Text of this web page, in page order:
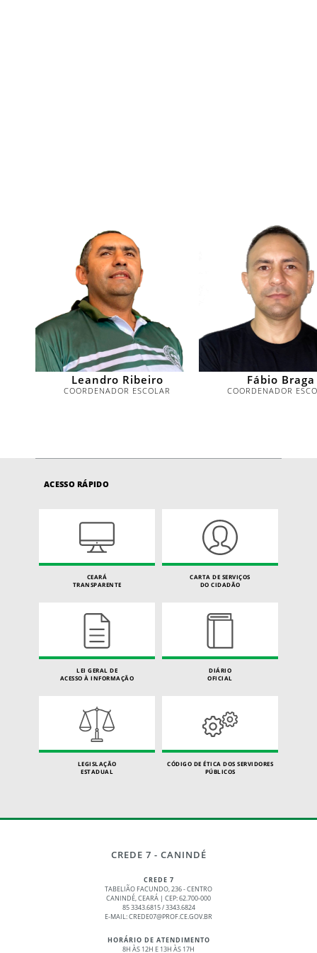
Leandro Ribeiro
COORDENADOR ESCOLAR
Fábio Braga
COORDENADOR
ACESSO RÁPIDO
CEARÁ
TRANSPARENTE
CARTA DE SERVIÇOS
DO CIDADÃO
LEI GERAL DE
ACESSO À INFORMAÇÃO
DIÁRIO
OFICIAL
LEGISLAÇÃO
ESTADUAL
CÓDIGO DE ÉTICA DOS SERVIDORES
PÚBLICOS
CREDE 7 - CANINDÉ
CREDE 7
TABELIÃO FACUNDO, 236 - CENTRO
CANINDÉ, CEARÁ | CEP: 62.700-000
85 3343.6815 / 3343.6824
E-MAIL: CREDE07@PROF.CE.GOV.BR
HORÁRIO DE ATENDIMENTO
8H ÀS 12H E 13H ÀS 17H